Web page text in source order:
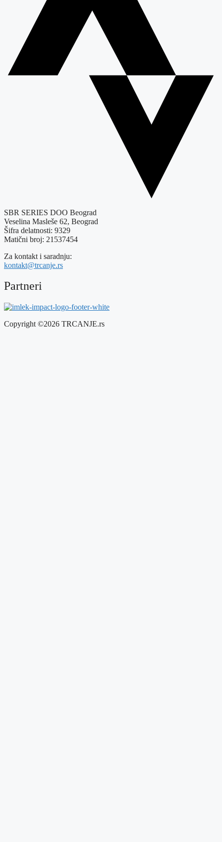
SBR SERIES DOO Beograd
Veselina Masleše 62, Beograd
Šifra delatnosti: 9329
Matični broj: 21537454
Za kontakt i saradnju:
kontakt@trcanje.rs
Partneri
Copyright ©2026 TRCANJE.rs